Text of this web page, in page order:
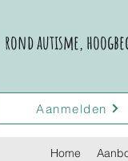
rond autisme,
Aanmelden
Home